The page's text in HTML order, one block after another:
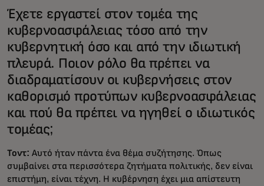
Έχετε εργαστεί στον τομέα της
κυβερνοασφάλειας τόσο από την
κυβερνητική όσο και από την ιδιωτική
πλευρά. Ποιον ρόλο θα πρέπει να
διαδραματίσουν οι κυβερνήσεις στον
καθορισμό προτύπων κυβερνοασφάλειας
και πού θα πρέπει να ηγηθεί ο ιδιωτικός
τομέας;
Τοντ: Αυτό ήταν πάντα ένα θέμα συζήτησης. Όπως
συμβαίνει στα περισσότερα ζητήματα πολιτικής, δεν είναι
επιστήμη, είναι τέχνη. Η κυβέρνηση έχει μια απίστευτη